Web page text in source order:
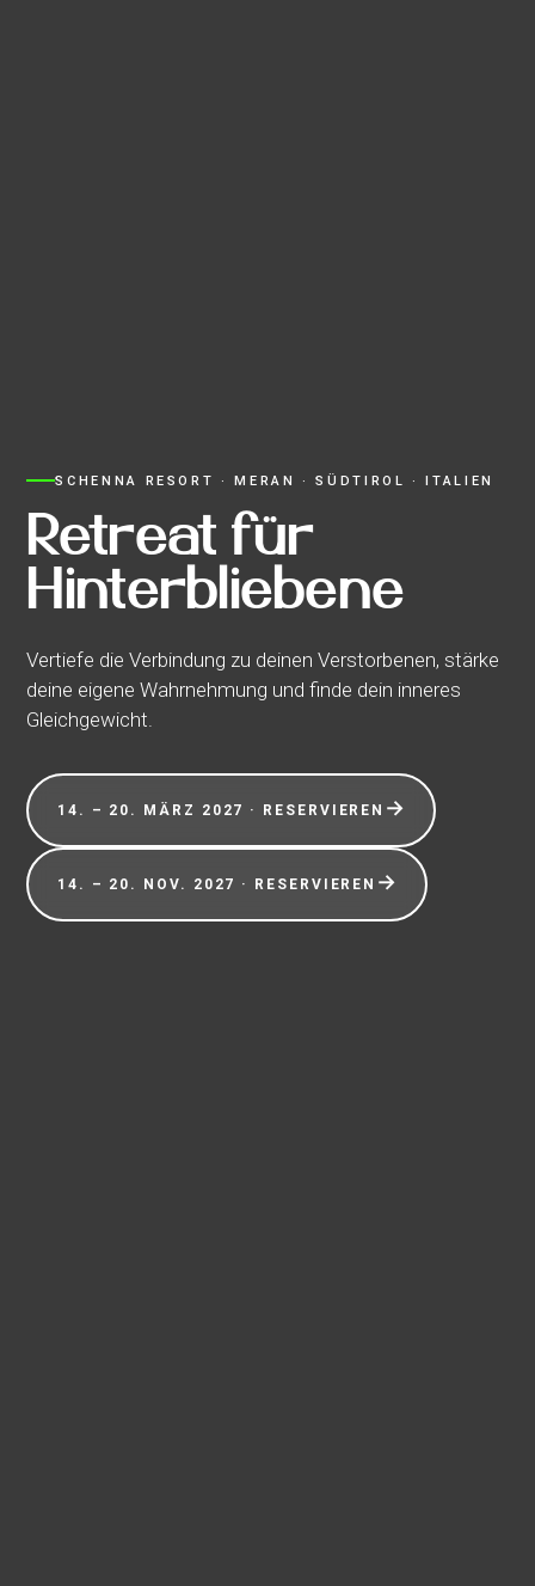
SCHENNA RESORT · MERAN · SÜDTIROL · ITALIEN
Retreat für
Hinterbliebene
Vertiefe die Verbindung zu deinen Verstorbenen, stärke
deine eigene Wahrnehmung und finde dein inneres
Gleichgewicht.
14. – 20. MÄRZ 2027 · RESERVIEREN
14. – 20. NOV. 2027 · RESERVIEREN